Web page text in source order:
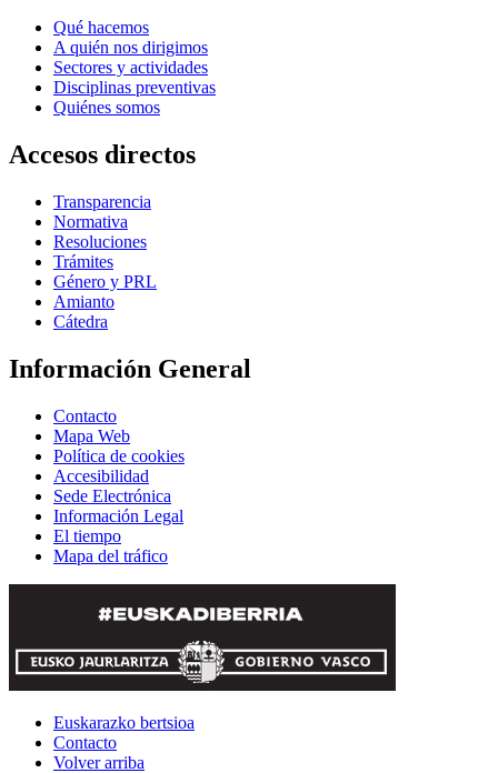
Qué hacemos
A quién nos dirigimos
Sectores y actividades
Disciplinas preventivas
Quiénes somos
Accesos directos
Transparencia
Normativa
Resoluciones
Trámites
Género y PRL
Amianto
Cátedra
Información General
Contacto
Mapa Web
Política de cookies
Accesibilidad
Sede Electrónica
Información Legal
El tiempo
Mapa del tráfico
Euskarazko bertsioa
Contacto
Volver arriba